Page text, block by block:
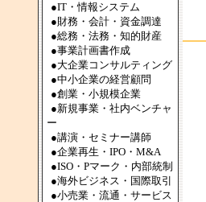
●IT・情報システム
●財務・会計・資金調達
●総務・法務・知的財産
●事業計画書作成
●大企業コンサルティング
●中小企業の経営顧問
●創業・小規模企業
●新規事業・社内ベンチャ
ー
●講演・セミナー講師
●企業再生・IPO・M&A
●ISO・Pマーク・内部統制
●海外ビジネス・国際取引
●小売業・流通・サービス